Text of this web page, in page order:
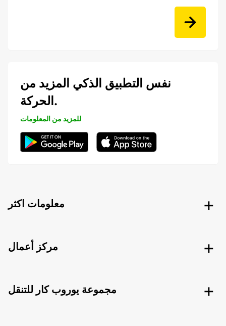
نفس التطبيق الذكي المزيد من
الحركة.
للمزيد من المعلومات
معلومات اكثر
مركز أعمال
مجموعة يوروب كار للتنقل